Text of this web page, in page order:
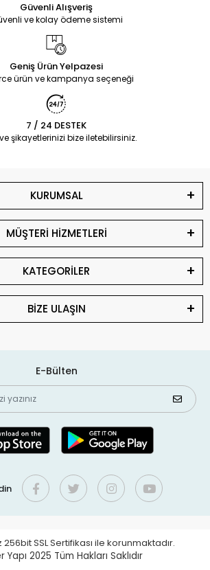
Güvenli Alışveriş
ve kolay ödeme sistemi
Geniş Ürün Yelpazesi
ürün ve kampanya seçeneği
7 / 24 DESTEK
şikayetlerinizi bize iletebilirsiniz.
KURUMSAL
MÜŞTERİ HİZMETLERİ
KATEGORİLER
BİZE ULAŞIN
E-Bülten
SSL Sertifikası ile korunmaktadır.
Yapı 2025 Tüm Hakları Saklıdır